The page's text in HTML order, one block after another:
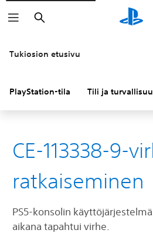
Haku
Tukiosion etusivu
PlayStation-tila Tili ja
CE-113338-9-
ratkaiseminen
PS5-konsolin
aikana tapahtui virhe.